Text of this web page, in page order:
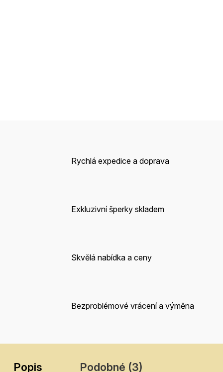
Rychlá expedice a doprava
Exkluzivní šperky skladem
Skvělá nabídka a ceny
Bezproblémové vrácení a výměna
Popis Podobné (3)